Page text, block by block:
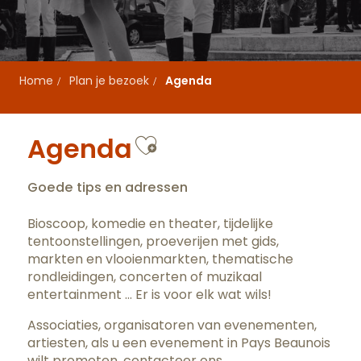
Home Plan je bezoek Agenda
AgendaAjouter aux
Goede tips en adressen
Bioscoop, komedie en theater, tijdelijke
tentoonstellingen, proeverijen met gids,
markten en vlooienmarkten, thematische
rondleidingen, concerten of muzikaal
entertainment … Er is voor elk wat wils!
Associaties, organisatoren van evenementen,
artiesten, als u een evenement in Pays Beaunois